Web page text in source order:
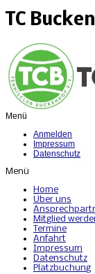
TC
Menü
Anmelden
Impressum
Datenschutz
Menü
Home
Über uns
Mitglied
Termine
Anfahrt
Impressum
Datenschutz
Platzbuchung